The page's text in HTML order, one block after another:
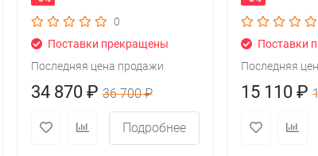
0
Поставки прекращены
Последняя цена продажи
34 870 ₽36 700 ₽
Подробнее
Поставки
Последняя
15 110 ₽